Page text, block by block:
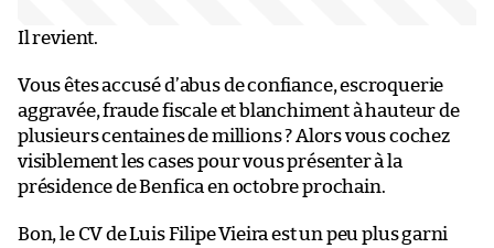
Il revient.
Vous êtes accusé d’abus de confiance, escroquerie
aggravée, fraude fiscale et blanchiment à hauteur de
plusieurs centaines de millions ? Alors vous cochez
visiblement les cases pour vous présenter à la
présidence de Benfica en octobre prochain.
Bon, le CV de Luis Filipe Vieira est un peu plus garni